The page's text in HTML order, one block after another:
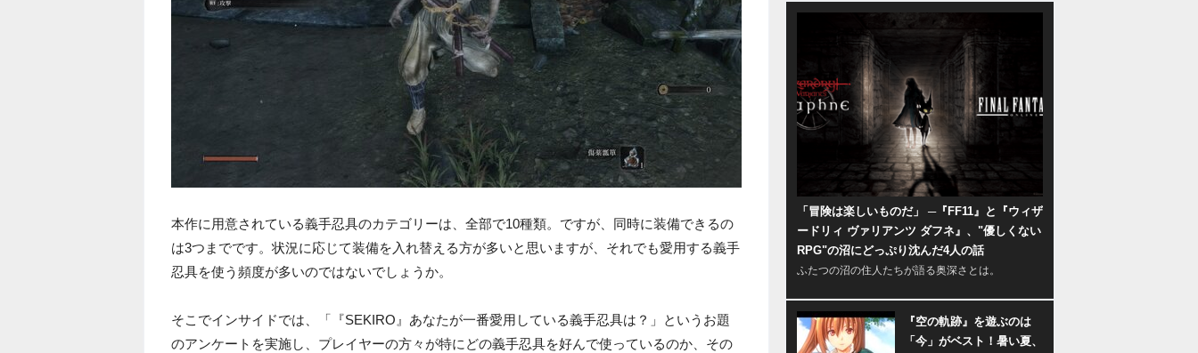
本作に用意されている義手忍具のカテゴリーは、全部で10種類。ですが、同時に装備できるの
は3つまでです。状況に応じて装備を入れ替える方が多いと思いますが、それでも愛用する義手
忍具を使う頻度が多いのではないでしょうか。
そこでインサイドでは、「『SEKIRO』あなたが一番愛用している義手忍具は？」というお題
のアンケートを実施し、プレイヤーの方々が特にどの義手忍具を好んで使っているのか、その
「冒険は楽しいものだ」 ─『FF11』と『ウィザ
ードリィ ヴァリアンツ ダフネ』、"優しくない
RPG"の沼にどっぷり沈んだ4人の話
ふたつの沼の住人たちが語る奥深さとは。
『空の軌跡』を遊ぶのは
「今」がベスト！暑い夏、